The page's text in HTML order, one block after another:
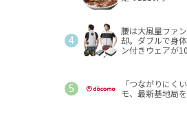
腰は大風量ファ
却。ダブルで身
ン付きウェアが
「つながりに
モ、最新基地局